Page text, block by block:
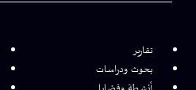
تقارير
بحوث ودراسات